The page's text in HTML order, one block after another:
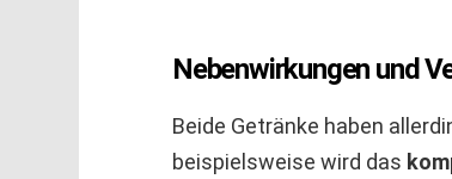
Nebenwirkungen und
Beide Getränke haben
beispielsweise wird das